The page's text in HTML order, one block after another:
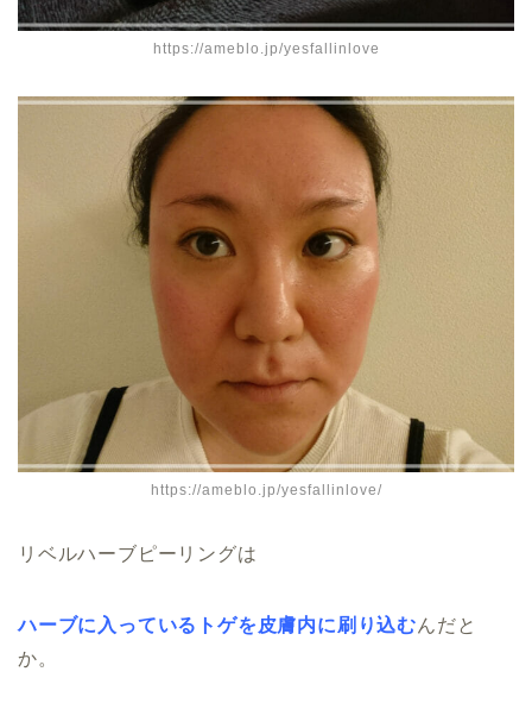
https://ameblo.jp/yesfallinlove
https://ameblo.jp/yesfallinlove/
リベルハーブピーリングは
ハーブに入っているトゲを皮膚内に刷り込むんだと
か。